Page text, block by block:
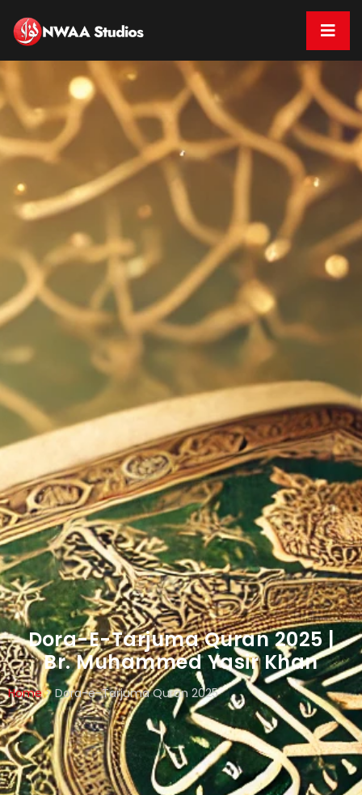
Dora-E-Tarjuma Quran 2025 |
Br. Muhammed Yasir Khan
Home>Dora-e-Tarjuma Quran 2025